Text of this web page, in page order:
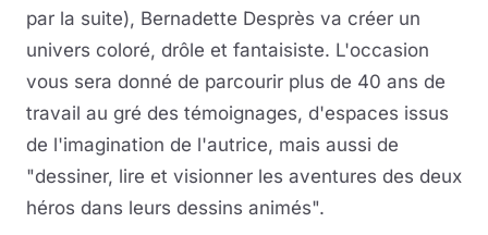
par la suite), Bernadette Desprès va créer un
univers coloré, drôle et fantaisiste. L'occasion
vous sera donné de parcourir plus de 40 ans de
travail au gré des témoignages, d'espaces issus
de l'imagination de l'autrice, mais aussi de
"dessiner, lire et visionner les aventures des deux
héros dans leurs dessins animés".